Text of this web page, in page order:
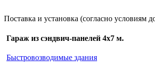
Поставка и установка (согласно условиям
Гараж из сэндвич-панелей 4х7 м.
Быстровозводимые здания